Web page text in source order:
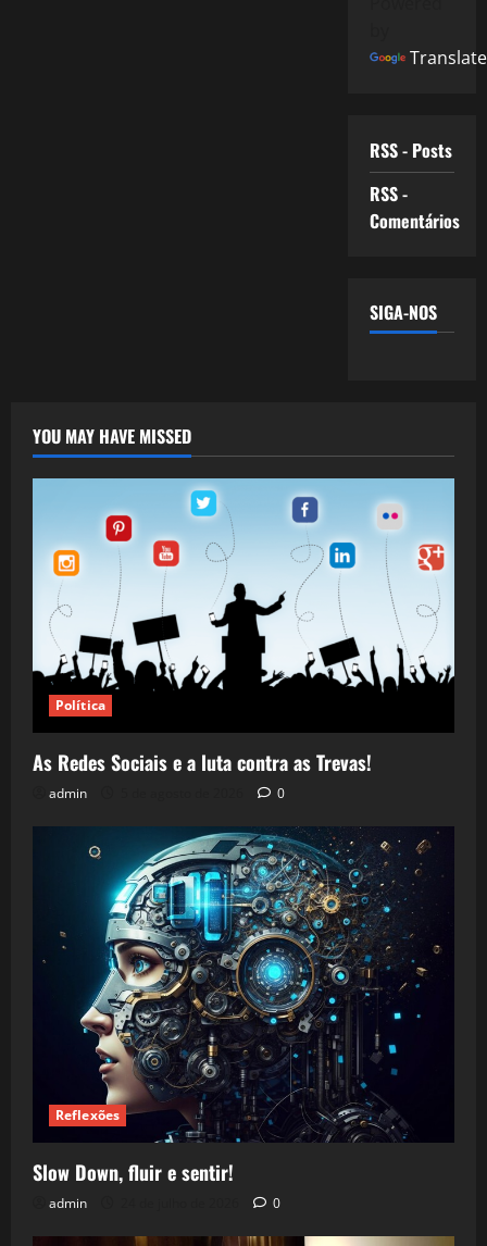
Translate
RSS - Posts
RSS -
Comentários
SIGA-NOS
YOU MAY HAVE MISSED
Política
As Redes Sociais e a luta contra as Trevas!
admin 0
Reflexões
Slow Down, fluir e sentir!
admin 0